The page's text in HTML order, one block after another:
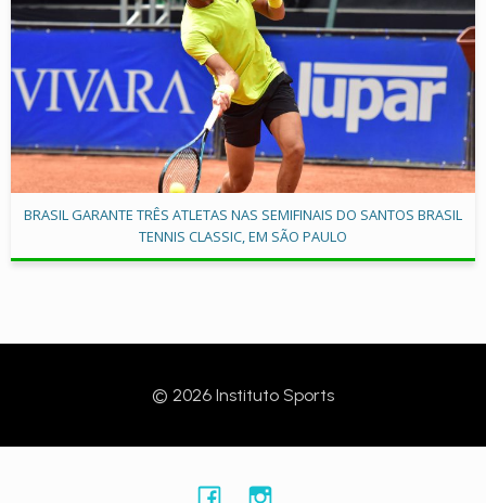
BRASIL GARANTE TRÊS ATLETAS NAS SEMIFINAIS DO SANTOS BRASIL
TENNIS CLASSIC, EM SÃO PAULO
© 2026 Instituto Sports